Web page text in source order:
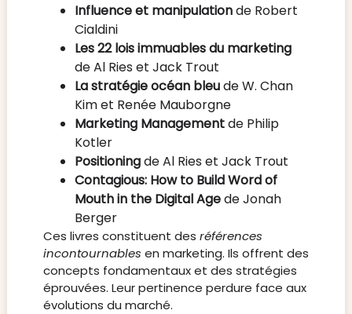
Influence et manipulationde Robert
Cialdini
Les 22 lois immuables du marketing
de Al Ries et Jack Trout
La stratégie océan bleude W. Chan
Kim et Renée Mauborgne
Marketing Managementde Philip
Kotler
Positioningde Al Ries et Jack Trout
Contagious: How to Build Word of
Mouth in the Digital Agede Jonah
Berger
Ces livres constituent des références
incontournables en marketing. Ils offrent des
concepts fondamentaux et des stratégies
éprouvées. Leur pertinence perdure face aux
évolutions du marché.